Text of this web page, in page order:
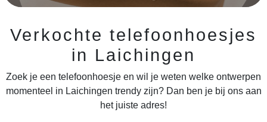
Verkochte telefoonhoesjes
in Laichingen
Zoek je een telefoonhoesje en wil je weten welke ontwerpen
momenteel in Laichingen trendy zijn? Dan ben je bij ons aan
het juiste adres!